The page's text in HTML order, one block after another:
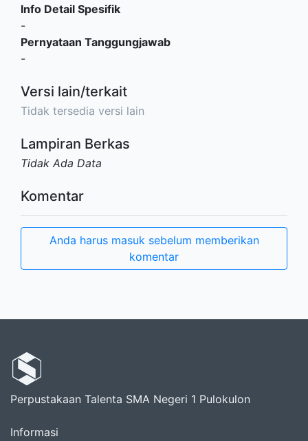
Info Detail Spesifik
-
Pernyataan Tanggungjawab
-
Versi lain/terkait
Tidak tersedia versi lain
Lampiran Berkas
Tidak Ada Data
Komentar
Anda harus masuk sebelum memberikan
komentar
Perpustakaan Talenta SMA Negeri 1 Pulokulon
Informasi